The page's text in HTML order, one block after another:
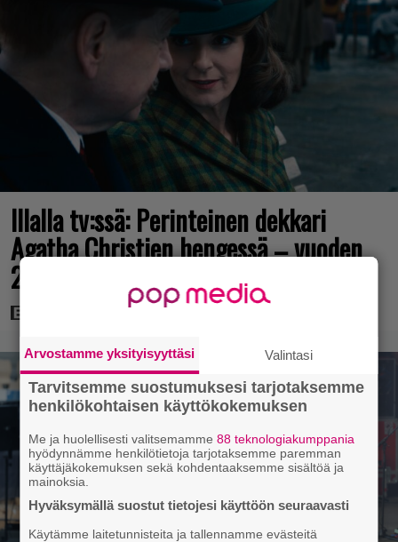
Illalla tv:ssä: Perinteinen dekkari
Agatha Christien hengessä – vuoden
2023 leffa tarjoaa murhamysteerin
Arvostamme yksityisyyttäsi Valintasi
Tarvitsemme suostumuksesi tarjotaksemme
henkilökohtaisen käyttökokemuksen
Me ja huolellisesti valitsemamme88 teknologiakumppania
hyödynnämme henkilötietoja tarjotaksemme paremman
käyttäjäkokemuksen sekä kohdentaaksemme sisältöä ja
mainoksia.
Hyväksymällä suostut tietojesi käyttöön seuraavasti
Käytämme laitetunnisteita ja tallennamme evästeitä